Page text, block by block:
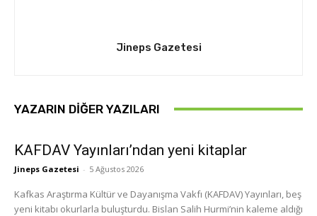
Jineps Gazetesi
YAZARIN DIĞER YAZILARI
KAFDAV Yayınları’ndan yeni kitaplar
Jineps Gazetesi - 5 Ağustos 2026
Kafkas Araştırma Kültür ve Dayanışma Vakfı (KAFDAV) Yayınları, beş
yeni kitabı okurlarla buluşturdu. Bislan Salih Hurmi’nin kaleme aldığı